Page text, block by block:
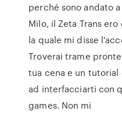
perché sono andato
Milo, il Zeta Trans
la quale mi disse
Troverai trame
tua cena e un tutorial
ad interfacciarti con
games. Non mi